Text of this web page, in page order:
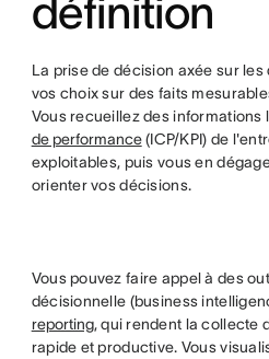
définition
La prise de décision axée sur
vos choix sur des faits
Vous recueillez des informations
de performance(ICP/KPI) de
exploitables, puis vous en
orienter vos décisions.
Vous pouvez faire appel à des
décisionnelle (business
reporting, qui rendent la collecte
rapide et productive. Vous